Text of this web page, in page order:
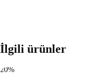
İlgili ürünler
20%